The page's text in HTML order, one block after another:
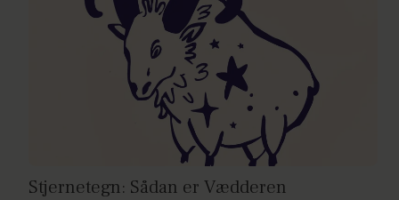
Stjernetegn: Sådan er Vædderen